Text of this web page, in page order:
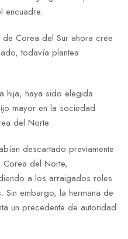
encuadre.
Corea del Sur ahora cree
todavía plantea
hija, haya sido elegida
mayor en la sociedad
del Norte.
descartado previamente
del Norte,
a los arraigados roles
embargo, la hermana de
un precedente de autoridad